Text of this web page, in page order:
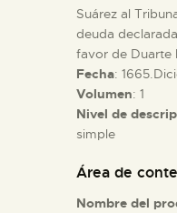
█
EL MUSEO
Suárez al
deuda
favor de Duarte
Fecha:
Volumen: 1
Nivel de
simple
Área de
Nombre del